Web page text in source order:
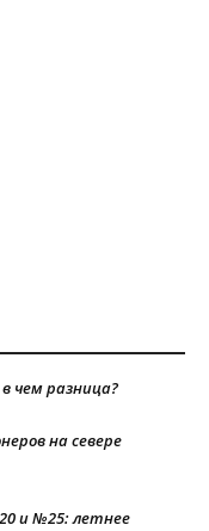
чем разница?
на севере
и №25: летнее